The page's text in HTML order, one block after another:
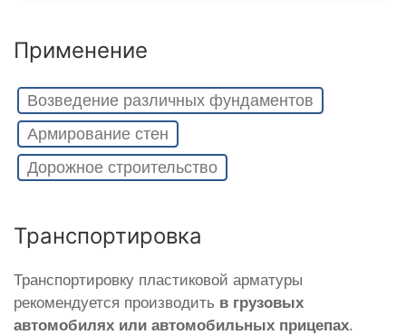
Применение
Возведение различных фундаментов
Армирование стен
Дорожное строительство
Транспортировка
Транспортировку пластиковой арматуры
рекомендуется производить в грузовых
автомобилях или автомобильных прицепах.